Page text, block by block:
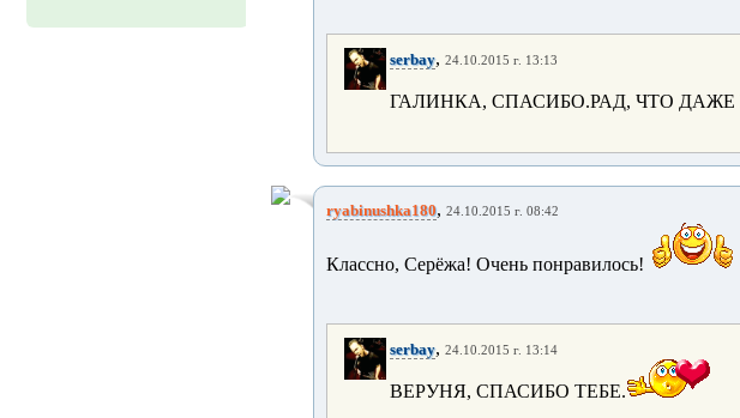
serbay, 24.10.2015 г. 13:13
ГАЛИНКА, СПАСИБО.РАД, ЧТО
ryabinushka180, 24.10.2015 г. 08:42
Классно, Серёжа! Очень понравилось!
serbay, 24.10.2015 г. 13:14
ВЕРУНЯ, СПАСИБО ТЕБЕ.